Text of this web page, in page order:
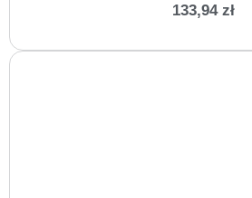
133,94 zł